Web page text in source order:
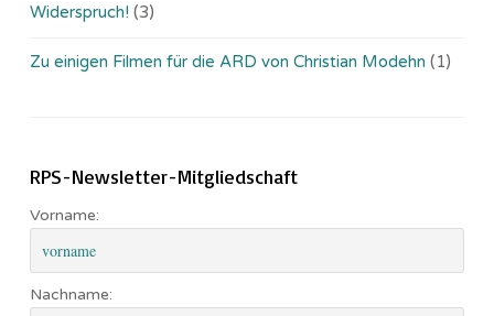
Widerspruch! (3)
Zu einigen Filmen für die ARD von Christian Modehn (1)
RPS-Newsletter-Mitgliedschaft
Vorname:
Nachname: